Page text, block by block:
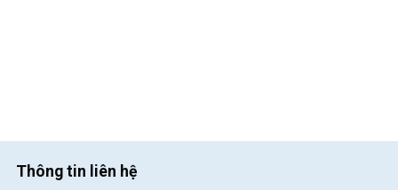
Thông tin liên hệ